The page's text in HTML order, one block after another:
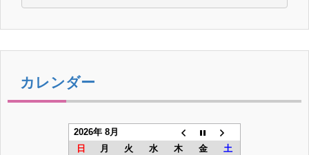
カレンダー
2026年 8月
日
月 火 水 木 金
土